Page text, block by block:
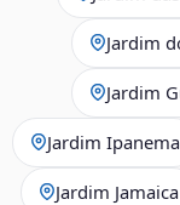
Jardim
Jardim
Jardim Ipanema
Jardim Jamaica